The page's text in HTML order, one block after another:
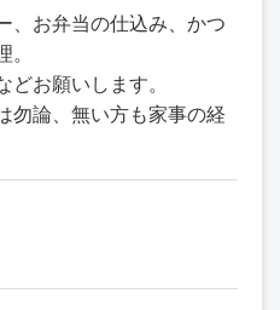
、お弁当の仕込み、かつ
。
どお願いします。
勿論、無い方も家事の経